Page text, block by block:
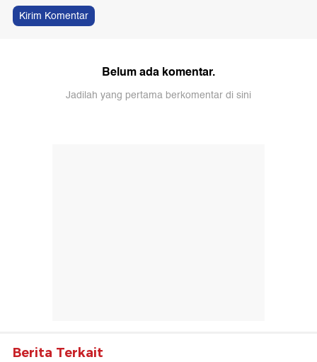
Kirim Komentar
Belum ada komentar.
Jadilah yang pertama berkomentar di sini
Berita Terkait